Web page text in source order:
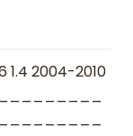
1.4 2004-2010